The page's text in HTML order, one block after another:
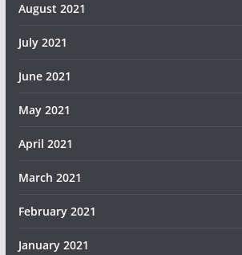
August 2021
July 2021
June 2021
May 2021
April 2021
March 2021
February 2021
January 2021